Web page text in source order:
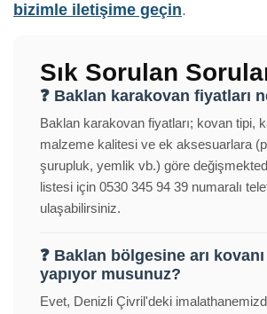
bizimle iletişime geçin.
Sık Sorulan
❓ Baklan karakovan fiyatları
Baklan karakovan fiyatları; kovan tipi,
malzeme kalitesi ve ek aksesuarlara
şurupluk, yemlik vb.) göre
listesi için 0530 345 94 39 numaralı
ulaşabilirsiniz.
❓ Baklan bölgesine arı
yapıyor musunuz?
Evet, Denizli Çivril'deki